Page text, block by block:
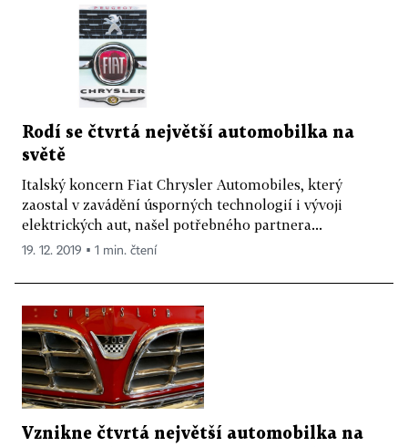
Rodí se čtvrtá největší automobilka na
světě
Italský koncern Fiat Chrysler Automobiles, který
zaostal v zavádění úsporných technologií i vývoji
elektrických aut, našel potřebného partnera...
19. 12. 2019 ▪ 1 min. čtení
Vznikne čtvrtá největší automobilka na